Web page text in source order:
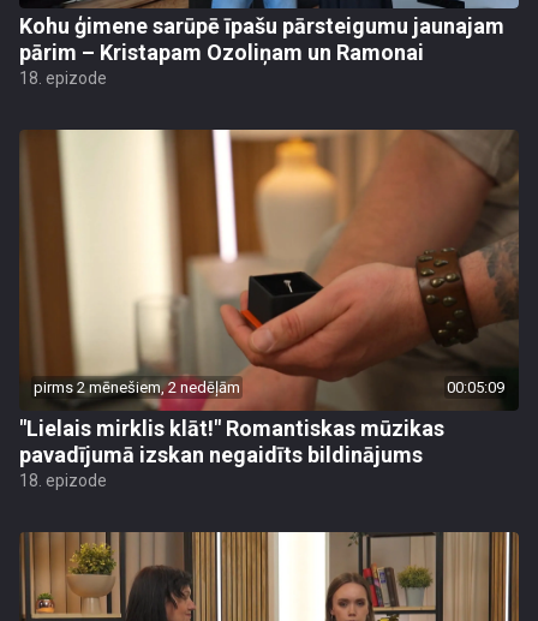
Kohu ģimene sarūpē īpašu pārsteigumu jaunajam
pārim – Kristapam Ozoliņam un Ramonai
18. epizode
pirms 2 mēnešiem, 2 nedēļām 00:05:09
"Lielais mirklis klāt!" Romantiskas mūzikas
pavadījumā izskan negaidīts bildinājums
18. epizode